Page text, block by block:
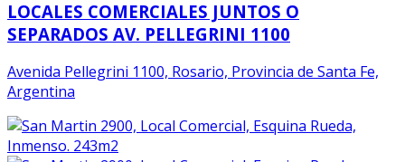
LOCALES COMERCIALES JUNTOS O
SEPARADOS AV. PELLEGRINI 1100
Avenida Pellegrini 1100, Rosario, Provincia de Santa Fe,
Argentina